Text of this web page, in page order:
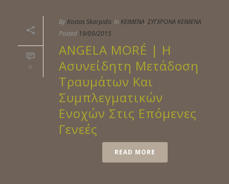
0
ByKostas Skarpidis In ΚΕΙΜΕΝΑ, ΣΥΓΧΡΟΝΑ ΚΕΙΜΕΝΑ
Posted 19/09/2015
ANGELA MORÉ | Η
Ασυνείδητη Μετάδοση
Τραυμάτων Και
Συμπλεγματικών
Ενοχών Στις Επόμενες
Γενεές
READ MORE